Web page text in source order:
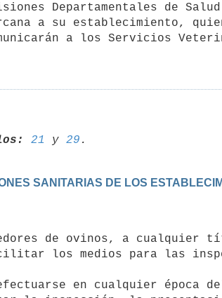
Departamentales de
a su establecimiento,
a los Servicios
21 y 29
SANITARIAS DE LOS
los medios para las